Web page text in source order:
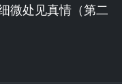
微处见真情（第二